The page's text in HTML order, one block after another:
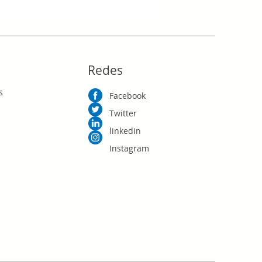
Redes
Facebook
Twitter
linkedin
Instagram